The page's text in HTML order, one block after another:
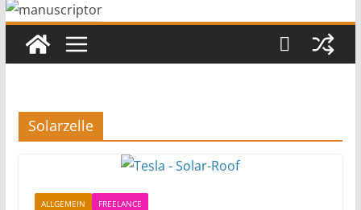
Solarzelle
ALLGEMEIN FREELANCE